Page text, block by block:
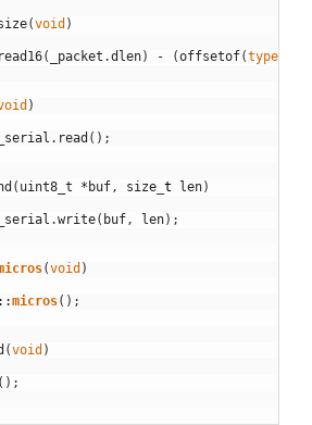
(void )
read16( _packet .dlen) - (offsetof(typeof
)
_serial . read ( ) ;
( uint8_t * buf, size t len)
_serial .write( buf, len) ;
(void )
::micros( ) ;
(void )
( ) ;